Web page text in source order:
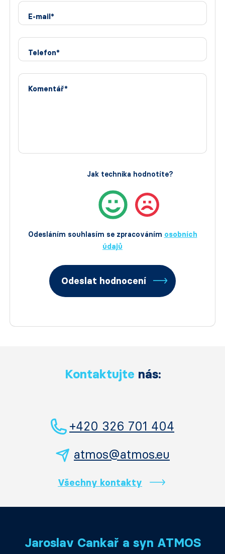
E-mail*
Telefon*
Komentář*
Odesláním souhlasím se zpracováním osobních
údajů
Jak technika hodnotíte?
Odeslat hodnocení
Kontaktujte nás:
+420 326 701 404
atmos@atmos.eu
Všechny kontakty
Jaroslav Cankař a syn ATMOS